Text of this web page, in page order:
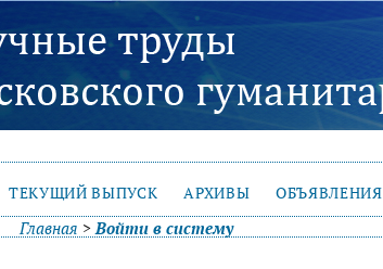
ТЕКУЩИЙ ВЫПУСК АРХИВЫ ОБЪЯВЛЕНИЯ
Главная >Войти в систему